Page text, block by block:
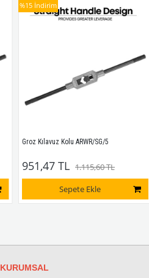
Groz Kılavuz Kolu ARWR/SG/5
951,47 TL 1.115,60 TL
Sepete Ekle
%15 İndirim
KURUMSAL